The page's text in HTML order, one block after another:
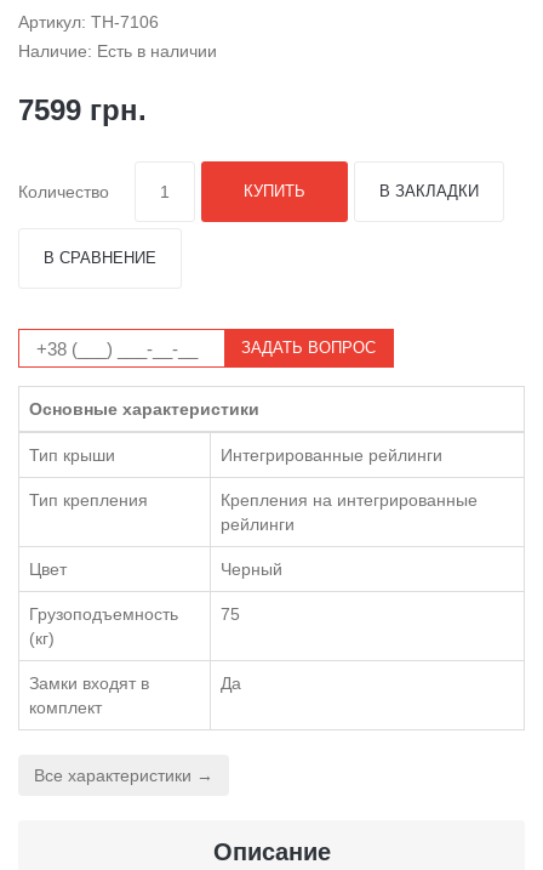
Артикул: TH-7106
Наличие: Есть в наличии
7599 грн.
Количество КУПИТЬ В ЗАКЛАДКИ
В СРАВНЕНИЕ
ЗАДАТЬ ВОПРОС
Основные характеристики
Тип крыши Интегрированные рейлинги
Тип крепления
Крепления на интегрированные
рейлинги
Цвет Черный
Грузоподъемность
(кг)
75
Замки входят в
комплект
Да
Все характеристики →
Описание